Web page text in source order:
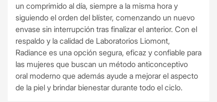
un comprimido al día, siempre a la misma hora y
siguiendo el orden del blíster, comenzando un nuevo
envase sin interrupción tras finalizar el anterior. Con el
respaldo y la calidad de Laboratorios Liomont,
Radiance es una opción segura, eficaz y confiable para
las mujeres que buscan un método anticonceptivo
oral moderno que además ayude a mejorar el aspecto
de la piel y brindar bienestar durante todo el ciclo.